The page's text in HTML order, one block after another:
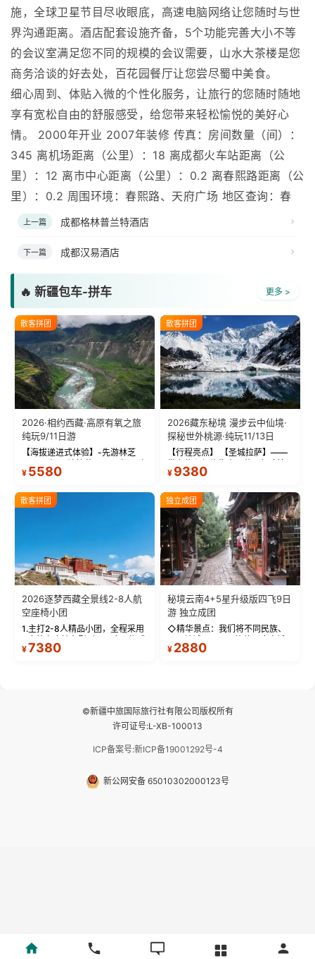
施，全球卫星节目尽收眼底，高速电脑网络让您随时与世
界沟通距离。酒店配套设施齐备，5个功能完善大小不等
的会议室满足您不同的规模的会议需要，山水大茶楼是您
商务洽谈的好去处，百花园餐厅让您尝尽蜀中美食。
细心周到、体贴入微的个性化服务，让旅行的您随时随地
享有宽松自由的舒服感受，给您带来轻松愉悦的美好心
情。 2000年开业 2007年装修 传真：房间数量（间）：
345 离机场距离（公里）：18 离成都火车站距离（公
里）：12 离市中心距离（公里）：0.2 离春熙路距离（公
里）：0.2 周围环境：春熙路、天府广场 地区查询：春
上一篇 成都格林普兰特酒店
下一篇 成都汉易酒店
🔥 新疆包车-拼车 更多 >
散客拼团
2026·相约西藏·高原有氧之旅
纯玩9/11日游
【海拔递进式体验】-先游林芝
测 99%游客零高反 。 【贴心保
反根本不是事儿 ！ 【无人机航
拍】-雪山/圣湖/...
¥ 5580
散客拼团
2026藏东秘境 漫步云中仙境·
探秘世外桃源·纯玩11/13日
【行程亮点】 【圣城拉萨】——
萨，感受这座城与生俱来的与众
城堡寺院于一体的宏伟建筑，是
西藏最完整的古代...
¥ 9380
散客拼团
2026逐梦西藏全景线2-8人航
空座椅小团
1.主打2-8人精品小团，全程采用
9座航空座椅车型（360度环抱式
座舱），提供VIP级别的舒适出行
¥7380
独立成团
秘境云南4+5星升级版四飞9日
游 独立成团
◇精华景点：我们将不同民族、
不同地域、不同风格的三座古城
—【大理古城、丽江古城、香格
¥ 2880
©新疆中旅国际旅行社有限公司版权所有
许可证号:L-XB-100013
ICP备案号:新ICP备19001292号-4
新公网安备 65010302000123号